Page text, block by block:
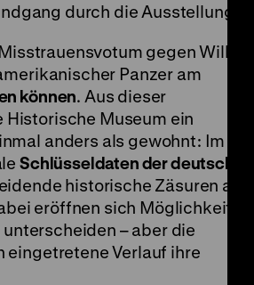
durch die Ausstellung.
gegen Willy
Panzer am
können. Aus dieser
Museum ein
anders als gewohnt: Im
Schlüsseldaten der deutschen
historische Zäsuren auch
eröffnen sich Möglichkeiten,
– aber die
eingetretene Verlauf ihre